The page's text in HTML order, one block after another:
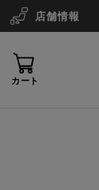
店舗情報
カート